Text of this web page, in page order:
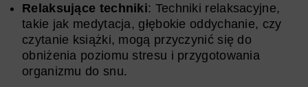
Relaksujące techniki: Techniki relaksacyjne,
takie jak medytacja, głębokie oddychanie, czy
czytanie książki, mogą przyczynić się do
obniżenia poziomu stresu i przygotowania
organizmu do snu.